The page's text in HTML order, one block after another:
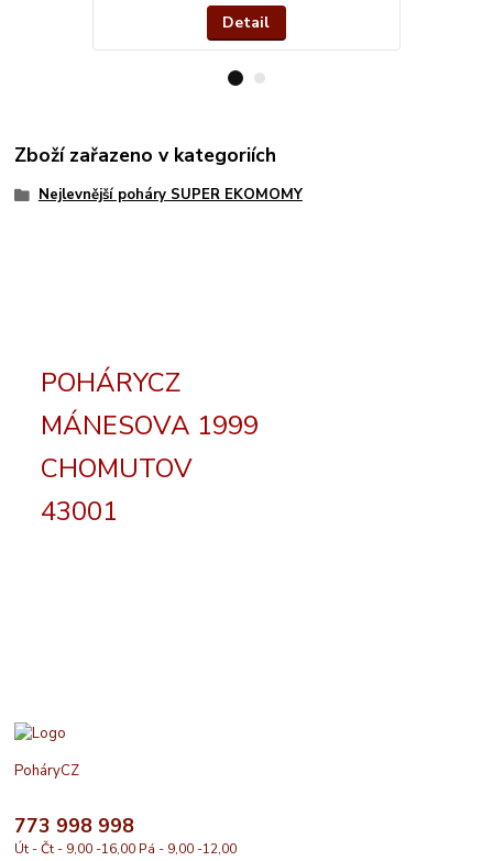
Detail
Zboží zařazeno v kategoriích
Nejlevnější poháry SUPER EKOMOMY
POHÁRYCZ
MÁNESOVA 1999
CHOMUTOV
43001
PoháryCZ
773 998 998
Út - Čt - 9,00 -16,00 Pá - 9,00 -12,00